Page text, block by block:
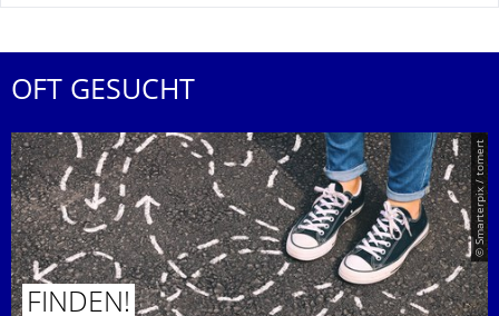
OFT GESUCHT
© Smarterpix / tomert
FINDEN!